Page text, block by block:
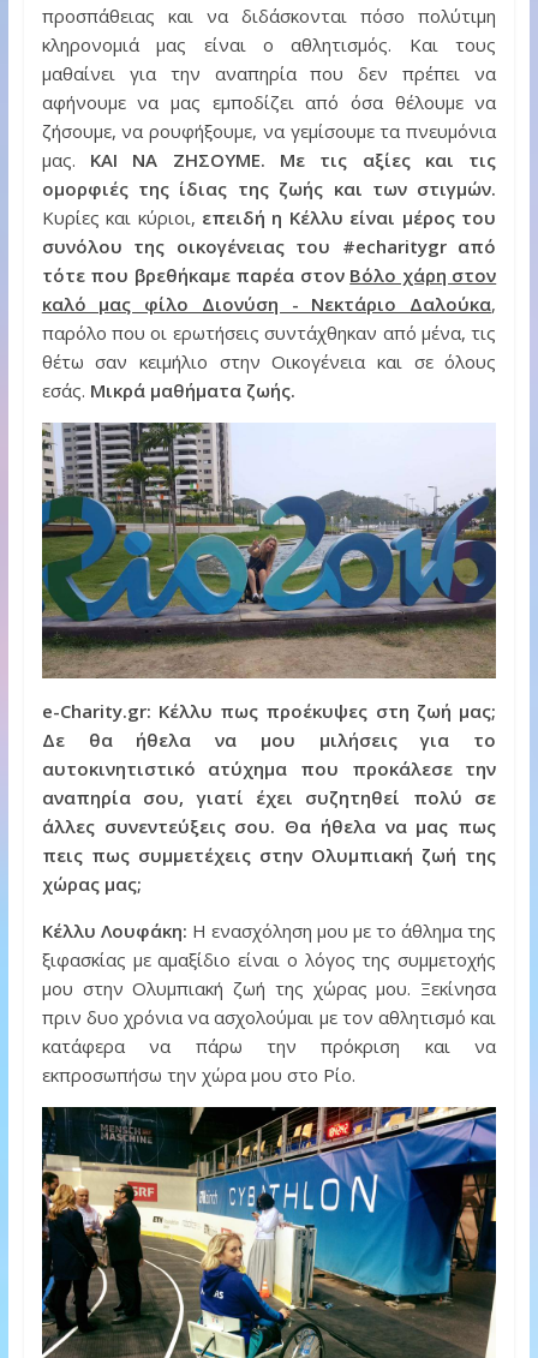
προσπάθειας και να διδάσκονται πόσο πολύτιμη
κληρονομιά μας είναι ο αθλητισμός. Και τους
μαθαίνει για την αναπηρία που δεν πρέπει να
αφήνουμε να μας εμποδίζει από όσα θέλουμε να
ζήσουμε, να ρουφήξουμε, να γεμίσουμε τα πνευμόνια
μας. ΚΑΙ ΝΑ ΖΗΣΟΥΜΕ. Με τις αξίες και τις
ομορφιές της ίδιας της ζωής και των στιγμών.
Κυρίες και κύριοι, επειδή η Κέλλυ είναι μέρος του
συνόλου της οικογένειας του #echaritygr από
τότε που βρεθήκαμε παρέα στον Βόλο χάρη στον
καλό μας φίλο Διονύση - Νεκτάριο Δαλούκα,
παρόλο που οι ερωτήσεις συντάχθηκαν από μένα, τις
θέτω σαν κειμήλιο στην Οικογένεια και σε όλους
εσάς. Μικρά μαθήματα ζωής.
e-Charity.gr: Κέλλυ πως προέκυψες στη ζωή μας;
Δε θα ήθελα να μου μιλήσεις για το
αυτοκινητιστικό ατύχημα που προκάλεσε την
αναπηρία σου, γιατί έχει συζητηθεί πολύ σε
άλλες συνεντεύξεις σου. Θα ήθελα να μας πως
πεις πως συμμετέχεις στην Ολυμπιακή ζωή της
χώρας μας;
Κέλλυ Λουφάκη: Η ενασχόληση μου με το άθλημα της
ξιφασκίας με αμαξίδιο είναι ο λόγος της συμμετοχής
μου στην Ολυμπιακή ζωή της χώρας μου. Ξεκίνησα
πριν δυο χρόνια να ασχολούμαι με τον αθλητισμό και
κατάφερα να πάρω την πρόκριση και να
εκπροσωπήσω την χώρα μου στο Ρίο.